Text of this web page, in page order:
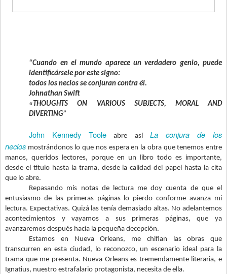
“Cuando en el mundo aparece un verdadero genio, puede
identificársele por este signo:
todos los necios se conjuran contra él.
Johnathan Swift
«THOUGHTS ON VARIOUS SUBJECTS, MORAL AND
DIVERTING”
John Kennedy Toole abre así La conjura de los
necios mostrándonos lo que nos espera en la obra que tenemos entre
manos, queridos lectores, porque en un libro todo es importante,
desde el título hasta la trama, desde la calidad del papel hasta la cita
que lo abre.
Repasando mis notas de lectura me doy cuenta de que el
entusiasmo de las primeras páginas lo pierdo conforme avanza mi
lectura. Expectativas. Quizá las tenía demasiado altas. No adelantemos
acontecimientos y vayamos a sus primeras páginas, que ya
avanzaremos después hacia la pequeña decepción.
Estamos en Nueva Orleans, me chiflan las obras que
transcurren en esta ciudad, lo reconozco, un escenario ideal para la
trama que me presenta. Nueva Orleans es tremendamente literaria, e
Ignatius, nuestro estrafalario protagonista, necesita de ella.